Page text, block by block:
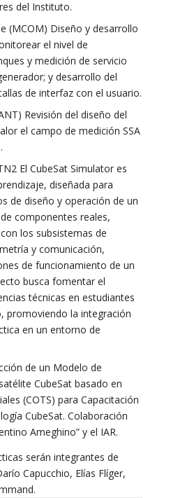
del Instituto.
(MCOM) Diseño y desarrollo
el nivel de
y medición de servicio
y desarrollo del
de interfaz con el usuario.
Revisión del diseño del
el campo de medición SSA
El CubeSat Simulator es
diseñada para
de diseño y operación de un
componentes reales,
los subsistemas de
y comunicación,
de funcionamiento de un
busca fomentar el
técnicas en estudiantes
promoviendo la integración
en un entorno de
de un Modelo de
CubeSat basado en
(COTS) para Capacitación
CubeSat. Colaboración
Ameghino” y el IAR.
serán integrantes de
Capucchio, Elías Flíger,